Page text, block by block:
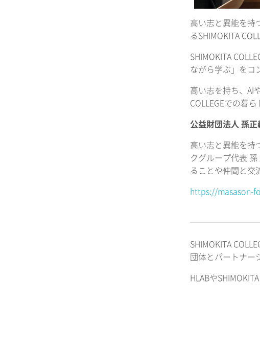
高い志と異能を持
るSHIMOKITA
SHIMOKITA
ながら学ぶ」をコ
高い志を持ち、AI
COLLEGEでの暮
公益財団法人 孫
高い志と異能を持
クグループ代表
ることや仲間と交
https://masason-
SHIMOKITA
団体とパートナー
HLABや